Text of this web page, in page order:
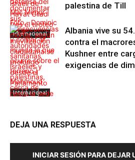
Internacional
Internacional
palestina de Till
Albania vive su
contra el
Kushner entre
exigencias de
DEJA UNA RESPUESTA
INICIAR SESIÓN PARA DEJAR